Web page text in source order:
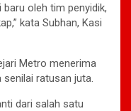
oleh tim penyidik,
kata Subhan, Kasi
Metro menerima
senilai ratusan juta.
dari salah satu